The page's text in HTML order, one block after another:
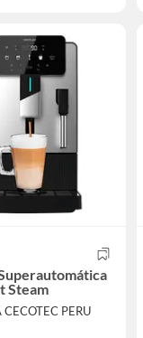
Steam
PERU